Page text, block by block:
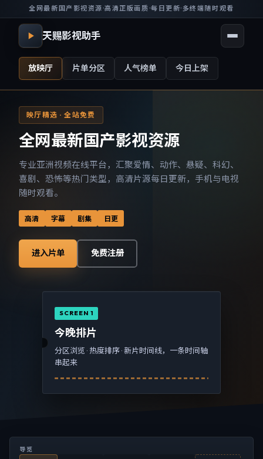
全网最新国产影视资源·高清正版画质·每日更新· 多终端随时观看
天赐影视助手
放映厅 片单分区 人气榜单 今日上架
映厅精选 · 全站免费
全网最新国产影视资源
专业亚洲视频在线平台，汇聚爱情、动作、悬疑、科幻、
喜剧、恐怖等热门类型，高清片源每日更新，手机与电视
随时观看。
高清 字幕 剧集 日更
进入片单 免费注册
SCREEN 1
今晚排片
分区浏览 · 热度排序 · 新片时间线，一条时间轴
串起来
导览